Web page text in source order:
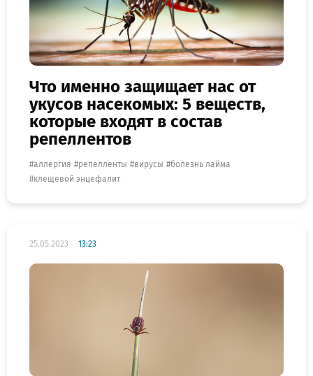
Что именно защищает нас от
укусов насекомых: 5 веществ,
которые входят в состав
репеллентов
аллергия репелленты вирусы
болезнь лайма
клещевой энцефалит
25.05.2023 13:23